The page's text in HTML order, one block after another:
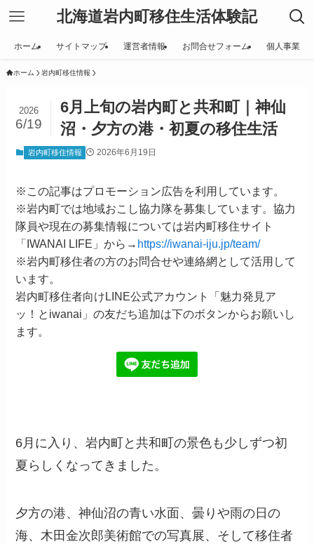
北海道岩内町移住生活体験記
ホーム サイトマップ 運営者情報 お問合せフォーム 個人事業
ホーム 岩内町移住情報
6月上旬の岩内町と共和町｜神仙
沼・夕方の港・初夏の移住生活
2026
6/19
岩内町移住情報 2026年6月19日
※この記事はプロモーション広告を利用しています。
※岩内町では地域おこし協力隊を募集しています。協力
隊員や現在の募集情報については岩内町移住サイト
「IWANAI LIFE」から→ https://iwanai-iju.jp/team/
※岩内町移住者の方のお問合せや連絡網として活用して
います。
岩内町移住者向けLINE公式アカウント「魅力発見ア
ッ！とiwanai」の友だち追加は下のボタンからお願いし
ます。
6月に入り、岩内町と共和町の景色も少しずつ初
夏らしくなってきました。
夕方の港、神仙沼の青い水面、曇りや雨の日の
海、木田金次郎美術館での写真展、そして移住者